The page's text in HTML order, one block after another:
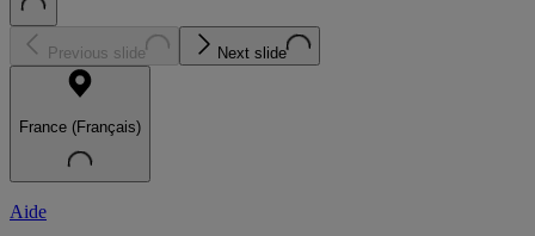
Previous slide Next slide
France (Français)
Aide